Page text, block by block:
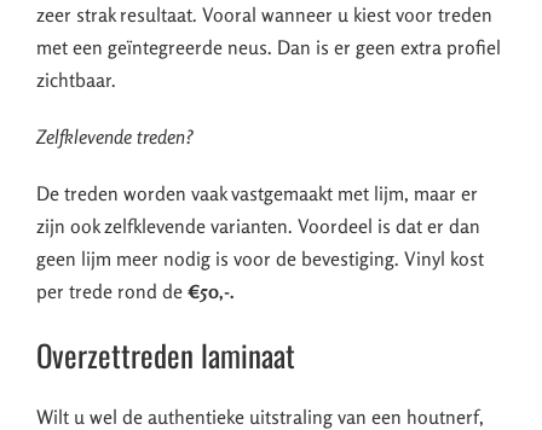
zeer strak resultaat. Vooral wanneer u kiest voor treden
met een geïntegreerde neus. Dan is er geen extra profiel
zichtbaar.
Zelfklevende treden?
De treden worden vaak vastgemaakt met lijm, maar er
zijn ook zelfklevende varianten. Voordeel is dat er dan
geen lijm meer nodig is voor de bevestiging. Vinyl kost
per trede rond de €50,-.
Overzettreden laminaat
Wilt u wel de authentieke uitstraling van een houtnerf,